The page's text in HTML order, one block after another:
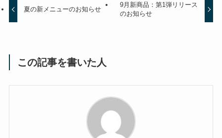
夏の新メニューのお知らせ
9月新商品：第1弾リリース
のお知らせ
この記事を書いた人